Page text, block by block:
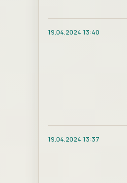
19.04.2024 13:40
19.04.2024 13:37